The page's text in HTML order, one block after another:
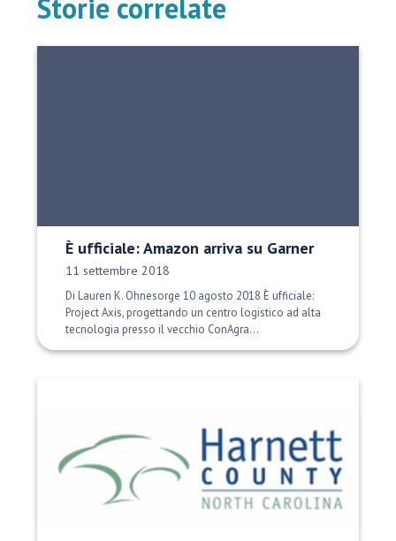
Storie correlate
È ufficiale: Amazon arriva su Garner
Data di pubblicazione:
11 settembre 2018
Di Lauren K. Ohnesorge 10 agosto 2018 È ufficiale:
Project Axis, progettando un centro logistico ad alta
tecnologia presso il vecchio ConAgra...